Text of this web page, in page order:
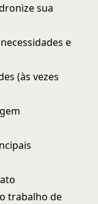
sua
e
(às vezes
trabalho de